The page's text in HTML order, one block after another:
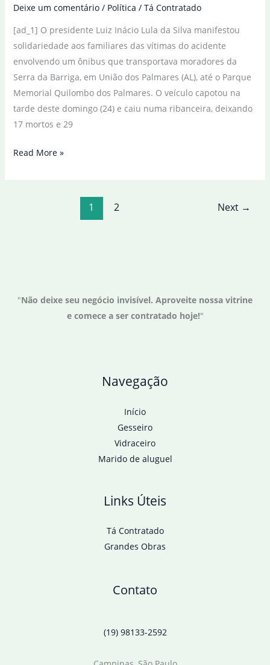
Deixe um comentário / Política / Tá Contratado
[ad_1] O presidente Luiz Inácio Lula da Silva manifestou
solidariedade aos familiares das vítimas do acidente
envolvendo um ônibus que transportava moradores da
Serra da Barriga, em União dos Palmares (AL), até o Parque
Memorial Quilombo dos Palmares. O veículo capotou na
tarde deste domingo (24) e caiu numa ribanceira, deixando
17 mortos e 29
Lula
Read More »
1 2 Next →
"Não deixe seu negócio invisível. Aproveite nossa vitrine
e comece a ser contratado hoje!"
Navegação
Início
Gesseiro
Vidraceiro
Marido de aluguel
Links Úteis
Tá Contratado
Grandes Obras
Contato
(19) 98133-2592